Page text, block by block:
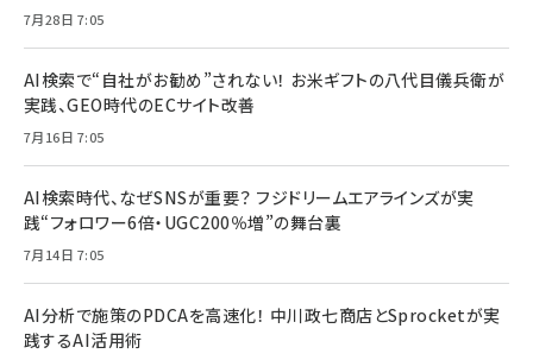
7月28日 7:05
AI検索で“自社がお勧め”されない！ お米ギフトの八代目儀兵衛が
実践、GEO時代のECサイト改善
7月16日 7:05
AI検索時代、なぜSNSが重要？ フジドリームエアラインズが実
践“フォロワー6倍・UGC200％増”の舞台裏
7月14日 7:05
AI分析で施策のPDCAを高速化！ 中川政七商店とSprocketが実
践するAI活用術